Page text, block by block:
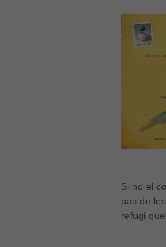
Si no el
pas de
refugi